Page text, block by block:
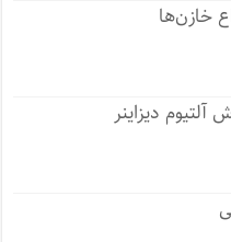
خازن‌ها
دیزاینر